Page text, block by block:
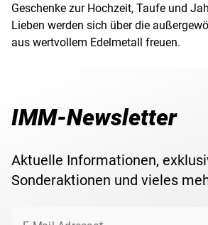
Geschenke zur Hochzeit, Taufe und
Lieben werden sich über die
aus wertvollem Edelmetall freuen.
IMM-Newsletter
Aktuelle Informationen,
Sonderaktionen und vieles